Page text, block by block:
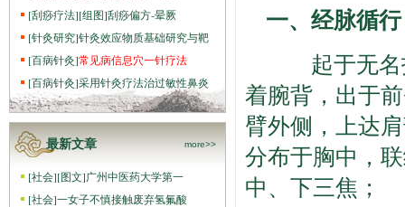
[刮痧疗法][组图]刮痧偏方-晕厥
[针灸研究]针灸效应物质基础研究与靶
[百病针灸]常见病信息穴一针疗法
[百病针灸]采用针灸疗法治过敏性鼻炎
最新文章 more>>
[社会][图文]广州中医药大学第一
[社会]一女子不慎接触废弃氢氟酸
一、经脉循行
起于无名
着腕背，出于
臂外侧，上达
分布于胸中，
中、下三焦；